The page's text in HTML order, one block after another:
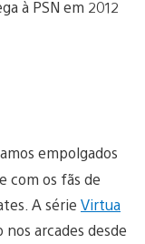
empolgados
com os fãs de
A série Virtua
arcades desde